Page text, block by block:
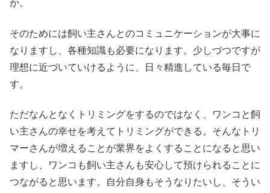
か。
そのためには飼い主さんとのコミュニケーションが大事に
なりますし、各種知識も必要になります。少しづつですが
理想に近づいていけるように、日々精進している毎日で
す。
ただなんとなくトリミングをするのではなく、ワンコと飼
い主さんの幸せを考えてトリミングができる。そんなトリ
マーさんが増えることが業界をよくすることになると思い
ますし、ワンコも飼い主さんも安心して預けられることに
つながると思います。自分自身もそうなりたいし、そうい